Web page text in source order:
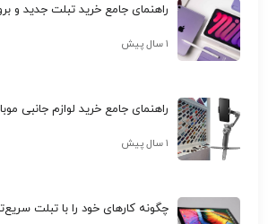
راهنمای جامع خرید تبلت جدید و
۱ سال پیش
راهنمای جامع خرید لوازم جانبی
۱ سال پیش
چگونه کارهای خود را با تبلت